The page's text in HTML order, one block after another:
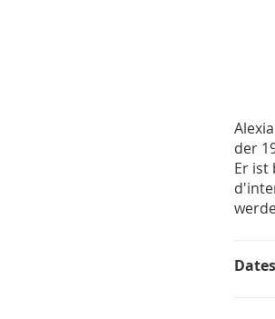
der
Er ist
Dates